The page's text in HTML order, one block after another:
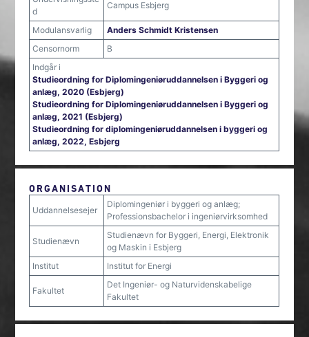
d
Campus Esbjerg
Modulansvarlig
Anders Schmidt Kristensen
Censornorm
B
Indgår i
Studieordning for Diplomingeniøruddannelsen i Byggeri og
anlæg, 2020 (Esbjerg)
Studieordning for Diplomingeniøruddannelsen i Byggeri og
anlæg, 2021 (Esbjerg)
Studieordning for diplomingeniøruddannelsen i byggeri og
anlæg, 2022, Esbjerg
ORGANISATION
Uddannelsesejer
Diplomingeniør i byggeri og anlæg;
Professionsbachelor i ingeniørvirksomhed
Studienævn
Studienævn for Byggeri, Energi, Elektronik
og Maskin i Esbjerg
Institut
Institut for Energi
Fakultet
Det Ingeniør- og Naturvidenskabelige
Fakultet